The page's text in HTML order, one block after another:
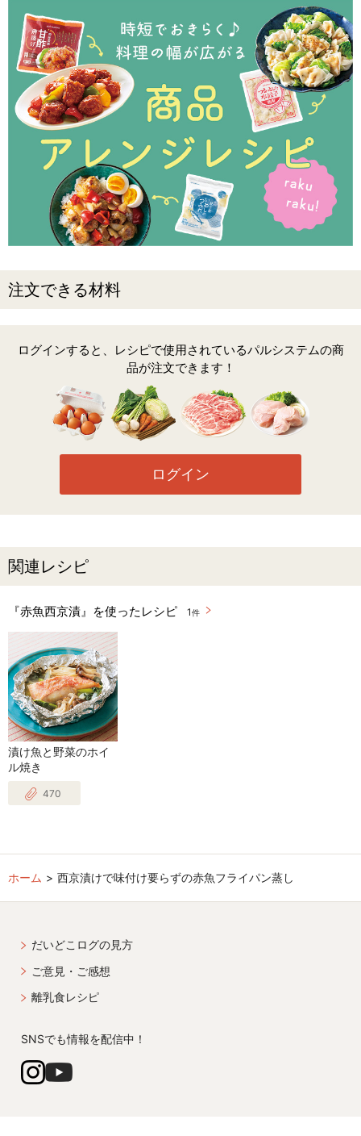
注文できる材料
ログインすると、レシピで使用されているパルシステムの商
品が注文できます！
ログイン
関連レシピ
『赤魚西京漬』を使ったレシピ 1 件
漬け魚と野菜のホイ
ル焼き
470
ホーム 西京漬けで味付け要らずの赤魚フライパン蒸し
だいどこログの見方
ご意見・ご感想
離乳食レシピ
SNSでも情報を配信中！